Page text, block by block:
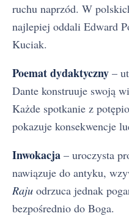
ruchu naprzód. W
najlepiej oddali Edward
Kuciak.
Poemat dydaktyczny –
Dante konstruuje swoją
Każde spotkanie z
pokazuje konsekwencje
Inwokacja – uroczysta
nawiązuje do antyku,
Raju odrzuca jednak
bezpośrednio do Boga.